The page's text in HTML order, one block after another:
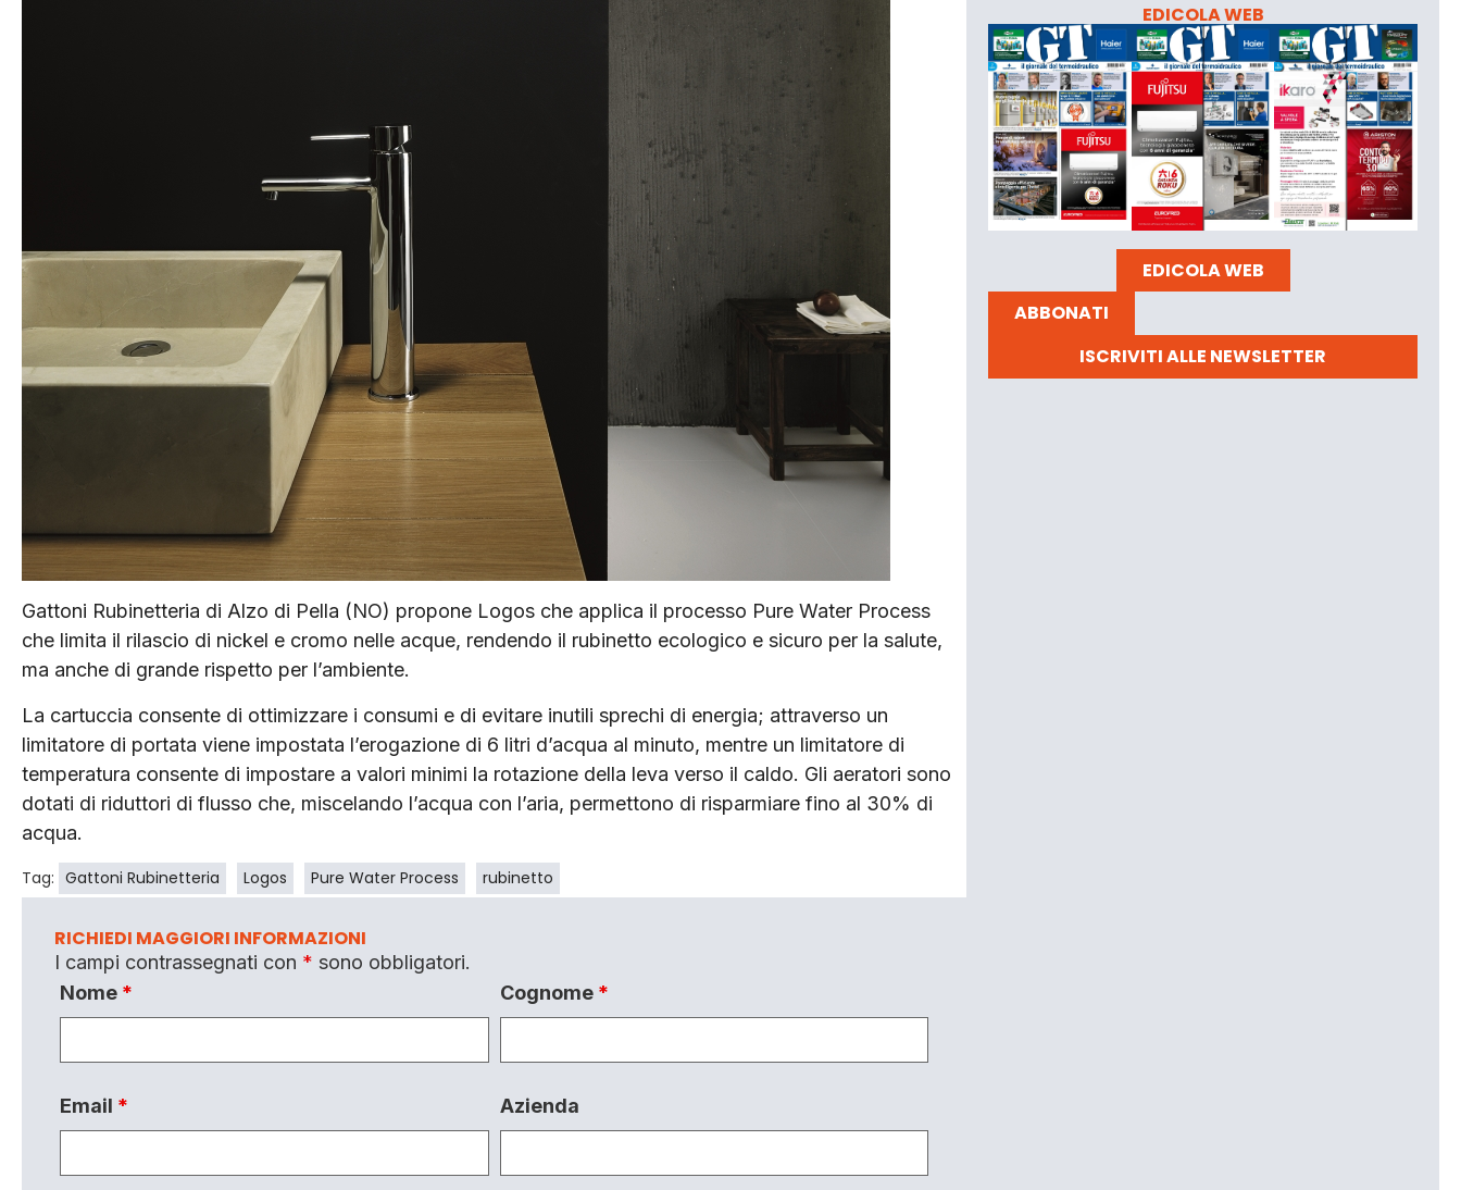
Gattoni Rubinetteria di Alzo di Pella (NO) propone Logos che applica il processo Pure Water Process
che limita il rilascio di nickel e cromo nelle acque, rendendo il rubinetto ecologico e sicuro per la salute,
ma anche di grande rispetto per l’ambiente.
La cartuccia consente di ottimizzare i consumi e di evitare inutili sprechi di energia; attraverso un
limitatore di portata viene impostata l’erogazione di 6 litri d’acqua al minuto, mentre un limitatore di
temperatura consente di impostare a valori minimi la rotazione della leva verso il caldo. Gli aeratori sono
dotati di riduttori di flusso che, miscelando l’acqua con l’aria, permettono di risparmiare fino al 30% di
acqua.
Tag: Gattoni Rubinetteria Logos Pure Water Process rubinetto
RICHIEDI MAGGIORI INFORMAZIONI
I campi contrassegnati con * sono obbligatori.
Nome * Cognome *
Email * Azienda
EDICOLA WEB
EDICOLA WEB
ABBONATI
ISCRIVITI ALLE NEWSLETTER